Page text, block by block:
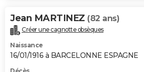
Jean MARTINEZ (82 ans)
Créer une cagnotte obsèques
Naissance
16/01/1916 à BARCELONNE ESPAGNE
Décès